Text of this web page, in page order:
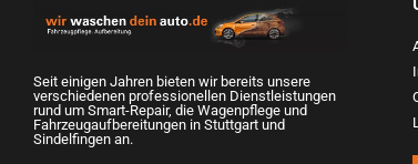
Seit einigen Jahren bieten wir bereits unsere
verschiedenen professionellen Dienstleistungen
rund um Smart-Repair, die Wagenpflege und
Fahrzeugaufbereitungen in Stuttgart und
Sindelfingen an.